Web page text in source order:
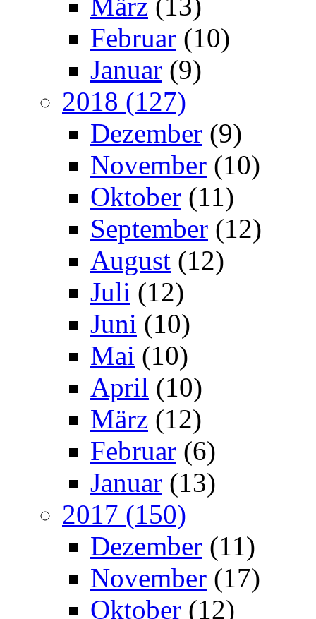
Februar (10)
Januar (9)
2018 (127)
Dezember (9)
November (10)
Oktober (11)
September (12)
August (12)
Juli (12)
Juni (10)
Mai (10)
April (10)
März (12)
Februar (6)
Januar (13)
2017 (150)
Dezember (11)
November (17)
Oktober (12)